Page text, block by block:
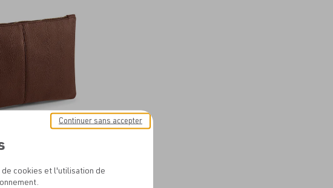
DE3.74€
cookies et l'utilisation de
Continuer sans accepter